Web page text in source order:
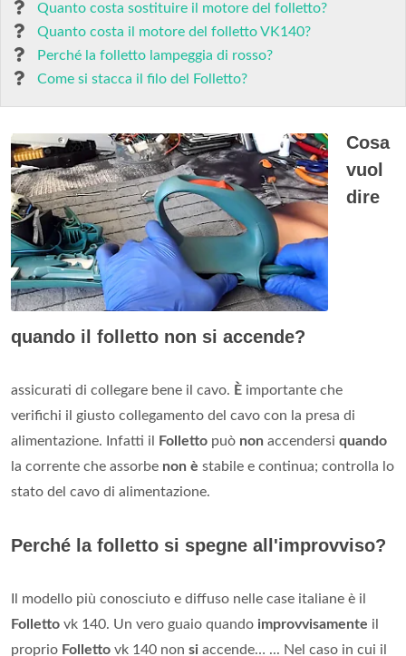
Quanto costa sostituire il motore del folletto?
Quanto costa il motore del folletto VK140?
Perché la folletto lampeggia di rosso?
Come si stacca il filo del Folletto?
Cosa
vuol
dire
quando il folletto non si accende?
assicurati di collegare bene il cavo. È importante che
verifichi il giusto collegamento del cavo con la presa di
alimentazione. Infatti il
Folletto può non accendersi quando
la corrente che assorbe non è stabile e continua; controlla lo
stato del cavo di alimentazione.
Perché la folletto si spegne all'improvviso?
Il modello più conosciuto e diffuso nelle case italiane è il
Folletto vk 140. Un vero guaio quando improvvisamente il
proprio Folletto vk 140 non si accende… ... Nel caso in cui il